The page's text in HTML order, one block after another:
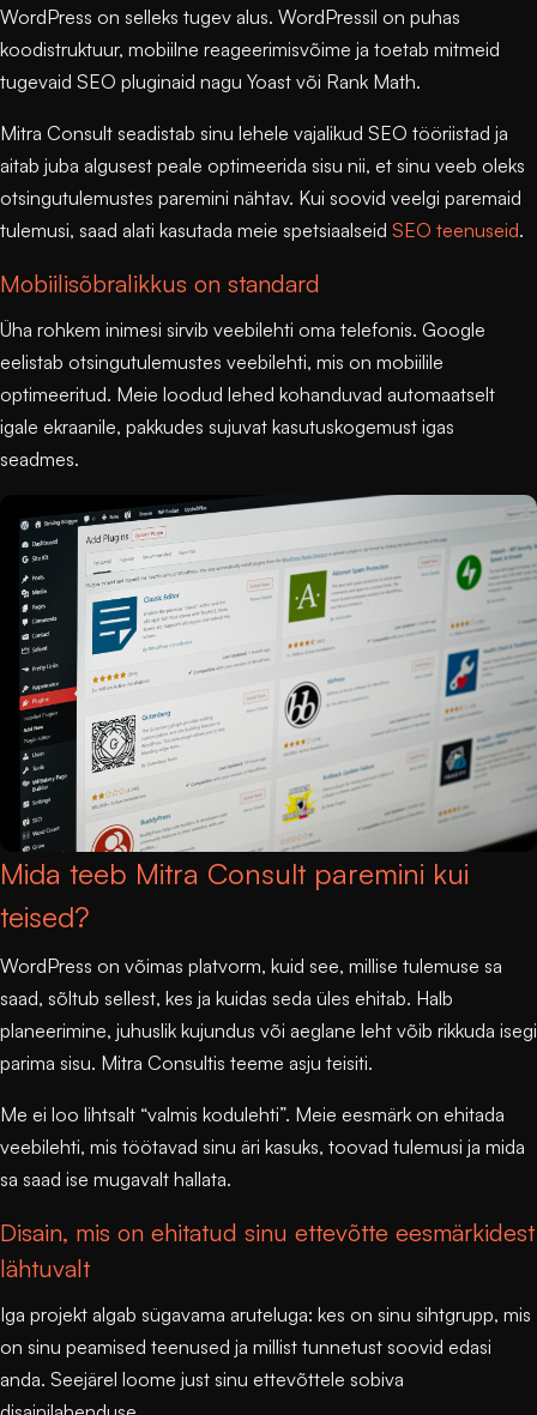
WordPress on selleks tugev alus. WordPressil on puhas
koodistruktuur, mobiilne reageerimisvõime ja toetab mitmeid
tugevaid SEO pluginaid nagu Yoast või Rank Math.
Mitra Consult seadistab sinu lehele vajalikud SEO tööriistad ja
aitab juba algusest peale optimeerida sisu nii, et sinu veeb oleks
otsingutulemustes paremini nähtav. Kui soovid veelgi paremaid
tulemusi, saad alati kasutada meie spetsiaalseid SEO teenuseid.
Mobiilisõbralikkus on standard
Üha rohkem inimesi sirvib veebilehti oma telefonis. Google
eelistab otsingutulemustes veebilehti, mis on mobiilile
optimeeritud. Meie loodud lehed kohanduvad automaatselt
igale ekraanile, pakkudes sujuvat kasutuskogemust igas
seadmes.
Mida teeb Mitra Consult paremini kui
teised?
WordPress on võimas platvorm, kuid see, millise tulemuse sa
saad, sõltub sellest, kes ja kuidas seda üles ehitab. Halb
planeerimine, juhuslik kujundus või aeglane leht võib rikkuda isegi
parima sisu. Mitra Consultis teeme asju teisiti.
Me ei loo lihtsalt “valmis kodulehti”. Meie eesmärk on ehitada
veebilehti, mis töötavad sinu äri kasuks, toovad tulemusi ja mida
sa saad ise mugavalt hallata.
Disain, mis on ehitatud sinu ettevõtte eesmärkidest
lähtuvalt
Iga projekt algab sügavama aruteluga: kes on sinu sihtgrupp, mis
on sinu peamised teenused ja millist tunnetust soovid edasi
anda. Seejärel loome just sinu ettevõttele sobiva